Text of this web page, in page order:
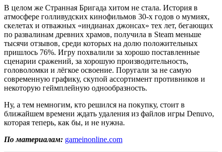
В целом же Странная Бригада хитом не стала. История в
атмосфере голливудских кинофильмов 30-х годов о мумиях,
скелетах и отважных «индианах джонсах» тех лет, бегающих
по развалинам древних храмов, получила в Steam меньше
тысячи отзывов, среди которых на долю положительных
пришлось 76%. Игру похвалили за хорошо поставленные
сценарии сражений, за хорошую производительность,
головоломки и лёгкое освоение. Поругали за не самую
современную графику, скупой ассортимент противников и
некоторую геймплейную однообразность.
Ну, а тем немногим, кто решился на покупку, стоит в
ближайшем времени ждать удаления из файлов игры Denuvo,
которая теперь, как бы, и не нужна.
По материалам: gameinonline.com